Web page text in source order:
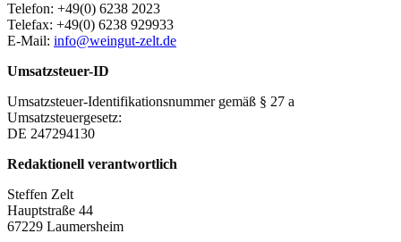
Telefon: +49(0) 6238 2023
Telefax: +49(0) 6238 929933
E-Mail: info@weingut-zelt.de
Umsatzsteuer-ID
Umsatzsteuer-Identifikationsnummer gemäß § 27 a
Umsatzsteuergesetz:
DE 247294130
Redaktionell verantwortlich
Steffen Zelt
Hauptstraße 44
67229 Laumersheim